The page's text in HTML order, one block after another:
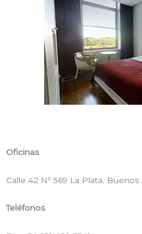
Oficinas
Calle 42 Nº 569 La Plata,
Teléfonos